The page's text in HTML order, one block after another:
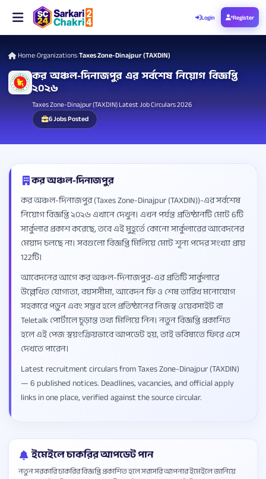
Login Register
Home›Organizations›Taxes Zone-Dinajpur (TAXDIN)
কর অঞ্চল-দিনাজপুর এর সর্বশেষ নিয়োগ বিজ্ঞপ্তি
২০২৬
Taxes Zone-Dinajpur (TAXDIN) Latest Job Circulars 2026
6 Jobs Posted
কর অঞ্চল-দিনাজপুর
কর অঞ্চল-দিনাজপুর (Taxes Zone-Dinajpur (TAXDIN))-এর সর্বশেষ
নিয়োগ বিজ্ঞপ্তি ২০২৬ এখানে দেখুন। এখন পর্যন্ত প্রতিষ্ঠানটি মোট 6টি
সার্কুলার প্রকাশ করেছে, তবে এই মুহূর্তে কোনো সার্কুলারের আবেদনের
মেয়াদ চলছে না। সবগুলো বিজ্ঞপ্তি মিলিয়ে মোট শূন্য পদের সংখ্যা প্রায়
122টি।
আবেদনের আগে কর অঞ্চল-দিনাজপুর-এর প্রতিটি সার্কুলারে
উল্লেখিত যোগ্যতা, বয়সসীমা, আবেদন ফি ও শেষ তারিখ মনোযোগ
সহকারে পড়ুন এবং সম্ভব হলে প্রতিষ্ঠানের নিজস্ব ওয়েবসাইট বা
Teletalk পোর্টালে চূড়ান্ত তথ্য মিলিয়ে নিন। নতুন বিজ্ঞপ্তি প্রকাশিত
হলে এই পেজ স্বয়ংক্রিয়ভাবে আপডেট হয়, তাই ভবিষ্যতে ফিরে এসে
দেখতে পারেন।
Latest recruitment circulars from Taxes Zone-Dinajpur (TAXDIN)
— 6 published notices. Deadlines, vacancies, and official apply
links in one place, verified against the source circular.
ইমেইলে চাকরির আপডেট পান
নতুন সরকারি চাকরির বিজ্ঞপ্তি প্রকাশিত হলে সরাসরি আপনার ইমেইলে জানিয়ে